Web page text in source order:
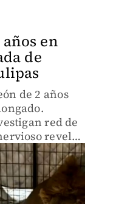
en
de
de 2 años
red de
revela
en la